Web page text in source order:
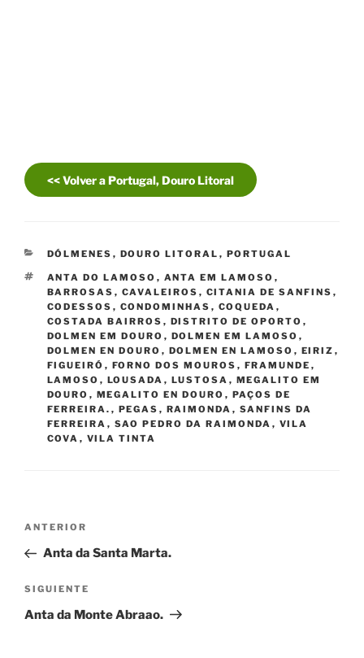
<< Volver a Portugal, Douro Litoral
CATEGORÍAS
DÓLMENES , DOURO LITORAL , PORTUGAL
ETIQUETAS
ANTA DO LAMOSO , ANTA EM LAMOSO ,
BARROSAS , CAVALEIROS , CITANIA DE SANFINS ,
CODESSOS , CONDOMINHAS , COQUEDA ,
COSTADA BAIRROS , DISTRITO DE OPORTO ,
DOLMEN EM DOURO , DOLMEN EM LAMOSO ,
DOLMEN EN DOURO , DOLMEN EN LAMOSO , EIRIZ ,
FIGUEIRÓ , FORNO DOS MOUROS , FRAMUNDE ,
LAMOSO , LOUSADA , LUSTOSA , MEGALITO EM
DOURO , MEGALITO EN DOURO , PAÇOS DE
FERREIRA. , PEGAS , RAIMONDA , SANFINS DA
FERREIRA , SAO PEDRO DA RAIMONDA , VILA
COVA , VILA TINTA
Navegación
entradas
Entrada
anterior:
ANTERIOR
Anta da Santa Marta.
Siguiente
entrada
SIGUIENTE
Anta da Monte Abraao.